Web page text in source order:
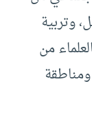
وتربية
من